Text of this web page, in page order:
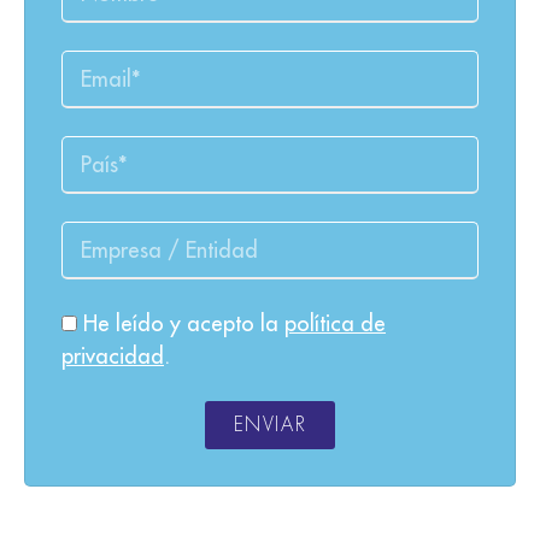
He leído y acepto la política de
privacidad .
ENVIAR